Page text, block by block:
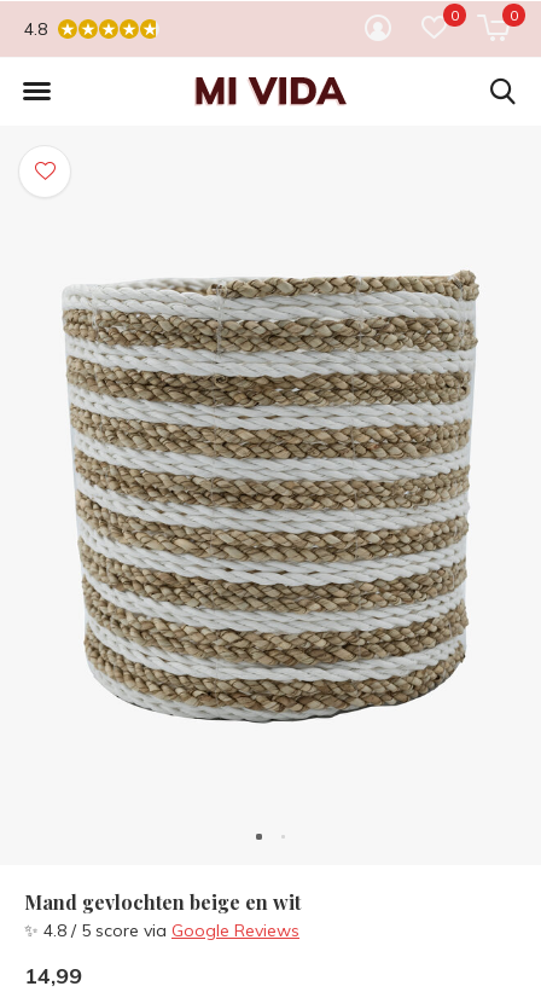
0 0
4.8
Mand gevlochten beige en wit
✨ 4.8 / 5 score via Google Reviews
14,99